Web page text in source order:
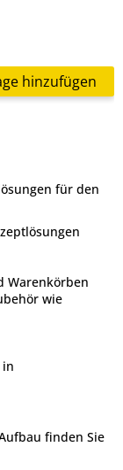
hinzufügen
für den
Warenkörben
wie
in
finden Sie